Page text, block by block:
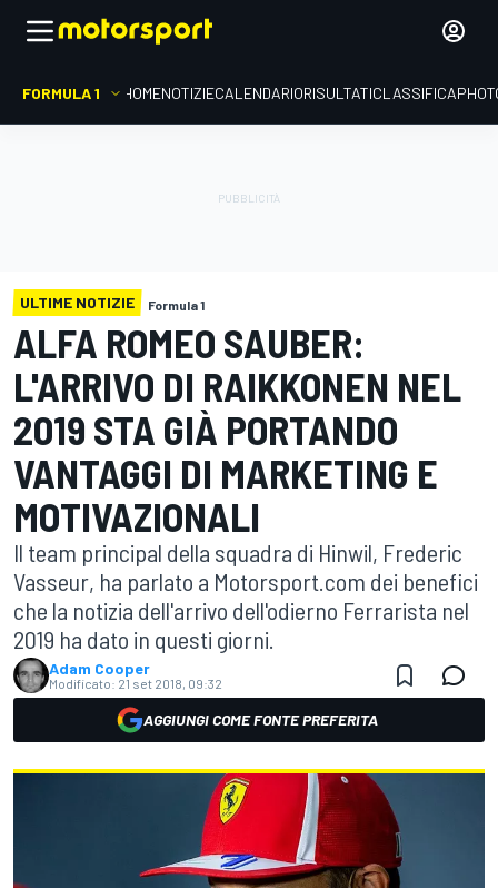
FORMULA 1 HOMENOTIZIECALENDARIORISULTATICLASSIFICA
ULTIME NOTIZIE Formula 1
ALFA ROMEO SAUBER:
L'ARRIVO DI RAIKKONEN NEL
2019 STA GIÀ PORTANDO
VANTAGGI DI MARKETING E
MOTIVAZIONALI
Il team principal della squadra di Hinwil, Frederic
Vasseur, ha parlato a Motorsport.com dei benefici
che la notizia dell'arrivo dell'odierno Ferrarista nel
2019 ha dato in questi giorni.
Adam Cooper
Modificato: 21 set 2018, 09:32
AGGIUNGI COME FONTE PREFERITA